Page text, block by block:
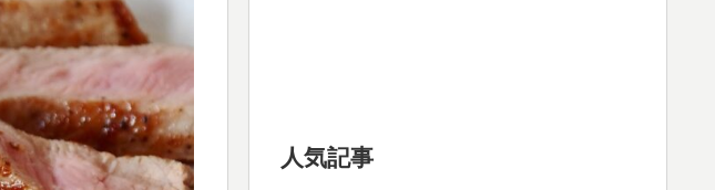
人気記事